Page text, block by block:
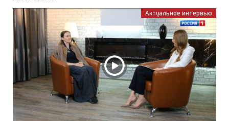
Актуальное интервью